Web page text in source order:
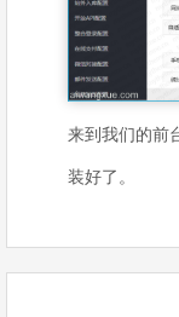
来到我们的前
装好了。